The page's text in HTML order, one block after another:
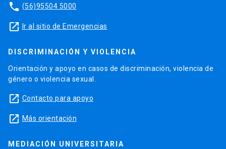
phone (56)95504 5000
launch Ir al sitio de Emergencias
DISCRIMINACIÓN Y VIOLENCIA
Orientación y apoyo en casos de discriminación, violencia de
género o violencia sexual.
launch Contacto para apoyo
launch Más orientación
MEDIACIÓN UNIVERSITARIA